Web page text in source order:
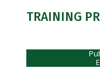
TRAINING